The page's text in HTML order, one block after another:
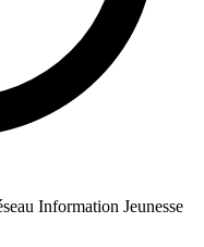
Information Jeunesse